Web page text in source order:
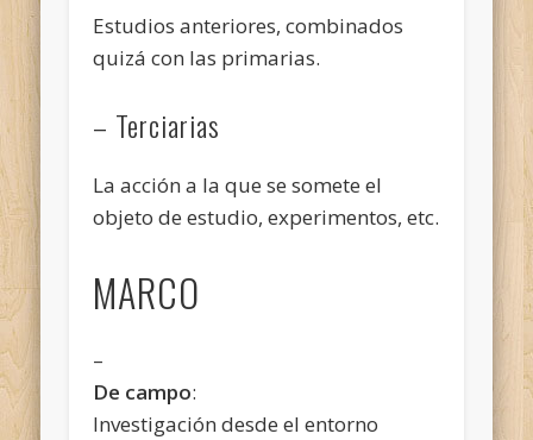
Estudios anteriores, combinados
quizá con las primarias.
– Terciarias
La acción a la que se somete el
objeto de estudio, experimentos, etc.
MARCO
–
De campo:
Investigación desde el entorno